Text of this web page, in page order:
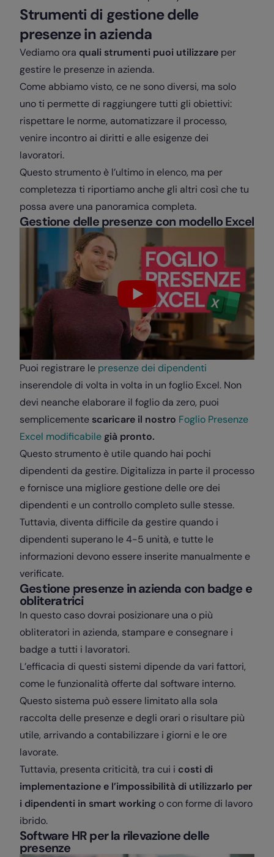
Strumenti di gestione delle
presenze in azienda
Vediamo ora quali strumenti puoi utilizzare per
gestire le presenze in azienda.
Come abbiamo visto, ce ne sono diversi, ma solo
uno ti permette di raggiungere tutti gli obiettivi:
rispettare le norme, automatizzare il processo,
venire incontro ai diritti e alle esigenze dei
lavoratori.
Questo strumento è l’ultimo in elenco, ma per
completezza ti riportiamo anche gli altri così che tu
possa avere una panoramica completa.
Gestione delle presenze con modello Excel
Puoi registrare le presenze dei dipendenti
inserendole di volta in volta in un foglio Excel. Non
devi neanche elaborare il foglio da zero, puoi
semplicemente scaricare il nostro Foglio Presenze
Excel modificabile già pronto.
Questo strumento è utile quando hai pochi
dipendenti da gestire. Digitalizza in parte il processo
e fornisce una migliore gestione delle ore dei
dipendenti e un controllo completo sulle stesse.
Tuttavia, diventa difficile da gestire quando i
dipendenti superano le 4-5 unità, e tutte le
informazioni devono essere inserite manualmente e
verificate.
Gestione presenze in azienda con badge e
obliteratrici
In questo caso dovrai posizionare una o più
obliteratori in azienda, stampare e consegnare i
badge a tutti i lavoratori.
L’efficacia di questi sistemi dipende da vari fattori,
come le funzionalità offerte dal software interno.
Questo sistema può essere limitato alla sola
raccolta delle presenze e degli orari o risultare più
utile, arrivando a contabilizzare i giorni e le ore
lavorate.
Tuttavia, presenta criticità, tra cui i costi di
implementazione e l’impossibilità di utilizzarlo per
i dipendenti in smart working o con forme di lavoro
ibrido.
Software HR per la rilevazione delle
presenze